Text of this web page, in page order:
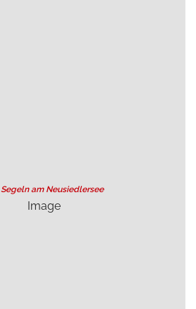
Segeln am Neusiedlersee